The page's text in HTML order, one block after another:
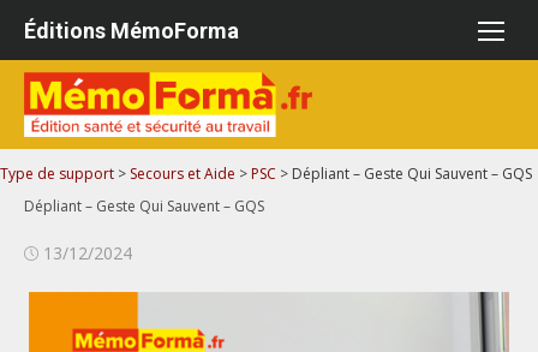
Aller
contenu
Éditions MémoForma
Type de support > Secours et Aide > PSC > Dépliant – Geste Qui Sauvent – GQS
Dépliant – Geste Qui Sauvent – GQS
Publié13/12/2024